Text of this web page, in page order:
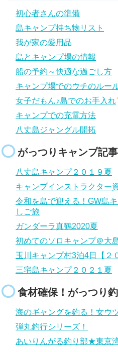
初心者さんの準備
島キャンプ持ち物リスト
我が家の愛用品
島とキャンプ場の情報
船の予約～快適な過ごし方
キャンプ場でのウチのルー
女子だもん♪島でのお手入れ
キャンプでの充電方法
八丈島ジャングル開拓
がっつりキャンプ記事
八丈島キャンプ２０１９夏
キャンプインストラクター
令和を島で迎える！GW島
しご旅
ガンダーラ真鶴2020夏
初めてのソロキャンプ＠大
玉川キャンプ村3泊4日【２
三宅島キャンプ２０２１夏
食材確保！がっつり
海のギャングを釣る！女ウ
弾丸釣行シリーズ！
あいりんがる釣り部★東京